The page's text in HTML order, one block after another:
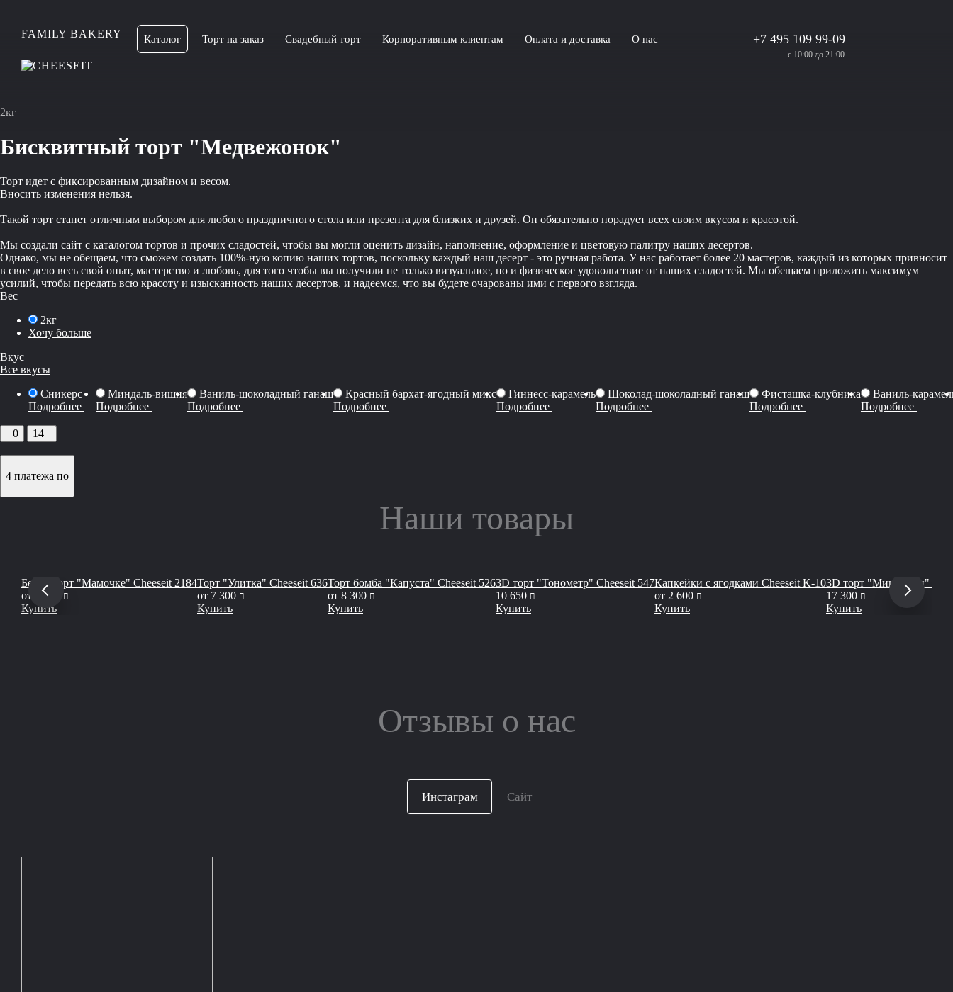
FAMILY BAKERY Каталог Торт на заказ Свадебный торт Корпоративным клиентам Оплата и доставка О нас +7 495 109 99-09
с 10:00 до 21:00
2кг
Бисквитный торт "Медвежонок"
Торт идет с фиксированным дизайном и весом.
Вносить изменения нельзя.
Такой торт станет отличным выбором для любого праздничного стола или презента для близких и друзей. Он обязательно порадует всех своим вкусом и красотой.
Мы создали сайт с каталогом тортов и прочих сладостей, чтобы вы могли оценить дизайн, наполнение, оформление и цветовую палитру наших десертов.
Однако, мы не обещаем, что сможем создать 100%-ную копию наших тортов, поскольку каждый наш десерт - это ручная работа. У нас работает более 20 мастеров, каждый из которых привносит
в свое дело весь свой опыт, мастерство и любовь, для того чтобы вы получили не только визуальное, но и физическое удовольствие от наших сладостей. Мы обещаем приложить максимум
усилий, чтобы передать всю красоту и изысканность наших десертов, и надеемся, что вы будете очарованы ими с первого взгляда.
Вес
2кг
Хочу больше
Вкус
Все вкусы
Сникерс
Подробнее
Миндаль-вишня
Подробнее
Ваниль-шоколадный ганаш
Подробнее
Красный бархат-ягодный микс
Подробнее
Гиннесс-карамель
Подробнее
Шоколад-шоколадный ганаш
Подробнее
Фисташка-клубника
Подробнее
Ваниль-
Подробнее
0 14
4 платежа по
Наши товары
Бенто торт "Мамочке" Cheeseit 2184
от
1 990
руб
Купить
Торт "Улитка" Cheeseit 636
от 7 300 руб
Купить
Торт бомба "Капуста" Cheeseit 526
от 8 300 руб
Купить
3D торт "Тонометр" Сheeseit 547
10 650 руб
Купить
Капкейки с ягодками Cheeseit K-10
от 2 600 руб
Купить
3D торт "Микрофон"
17 300 руб
Купить
Отзывы о нас
Инстаграм Сайт